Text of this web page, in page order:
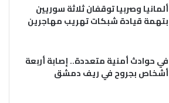
ألمانيا وصربيا توقفان ثلاثة سوريين
بتهمة قيادة شبكات تهريب مهاجرين
في حوادث أمنية متعددة.. إصابة أربعة
أشخاص بجروح في ريف دمشق